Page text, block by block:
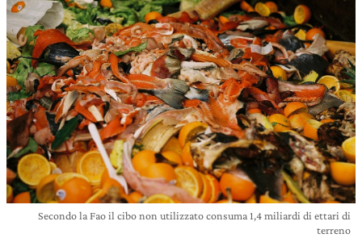
Secondo la Fao il cibo non utilizzato consuma 1,4 miliardi di ettari di
terreno